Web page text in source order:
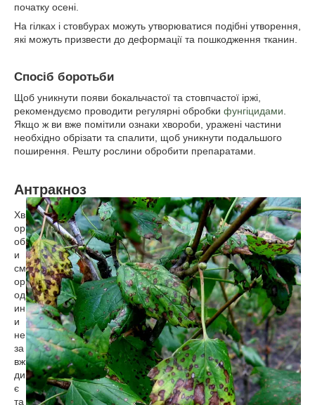
початку осені.
На гілках і стовбурах можуть утворюватися подібні утворення,
які можуть призвести до деформації та пошкодження тканин.
Спосіб боротьби
Щоб уникнути появи бокальчастої та стовпчастої іржі,
рекомендуємо проводити регулярні обробки фунгіцидами.
Якщо ж ви вже помітили ознаки хвороби, уражені частини
необхідно обрізати та спалити, щоб уникнути подальшого
поширення. Решту рослини обробити препаратами.
Антракноз
Хв
ор
об
и
см
ор
од
ин
и
не
за
вж
ди
є
та